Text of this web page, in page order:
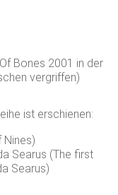
Bones 2001 in der
vergriffen)
ist erschienen:
Nines)
Searus (The first
Searus)